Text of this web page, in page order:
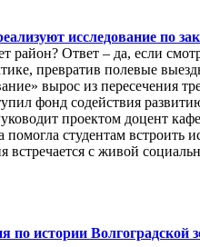
исследование по
Ответ – да, если
превратив полевые
вырос из пересечения
фонд содействия
проектом доцент
студентам встроить
встречается с живой
по истории Волгоградской